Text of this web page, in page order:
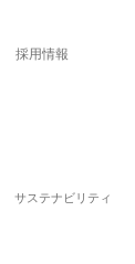
採用情報
サステナビリティ